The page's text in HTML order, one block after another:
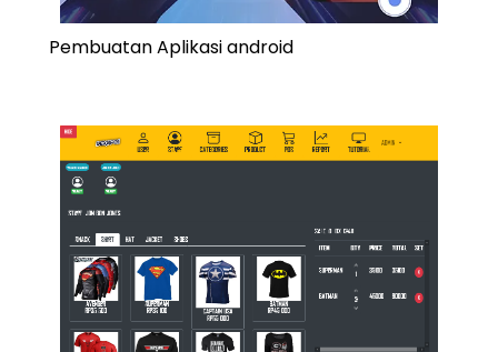
Pembuatan Aplikasi android